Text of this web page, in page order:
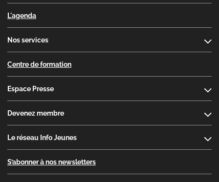
L'agenda
Nos services
Centre de formation
Espace Presse
Devenez membre
Le réseau Info Jeunes
S’abonner à nos newsletters